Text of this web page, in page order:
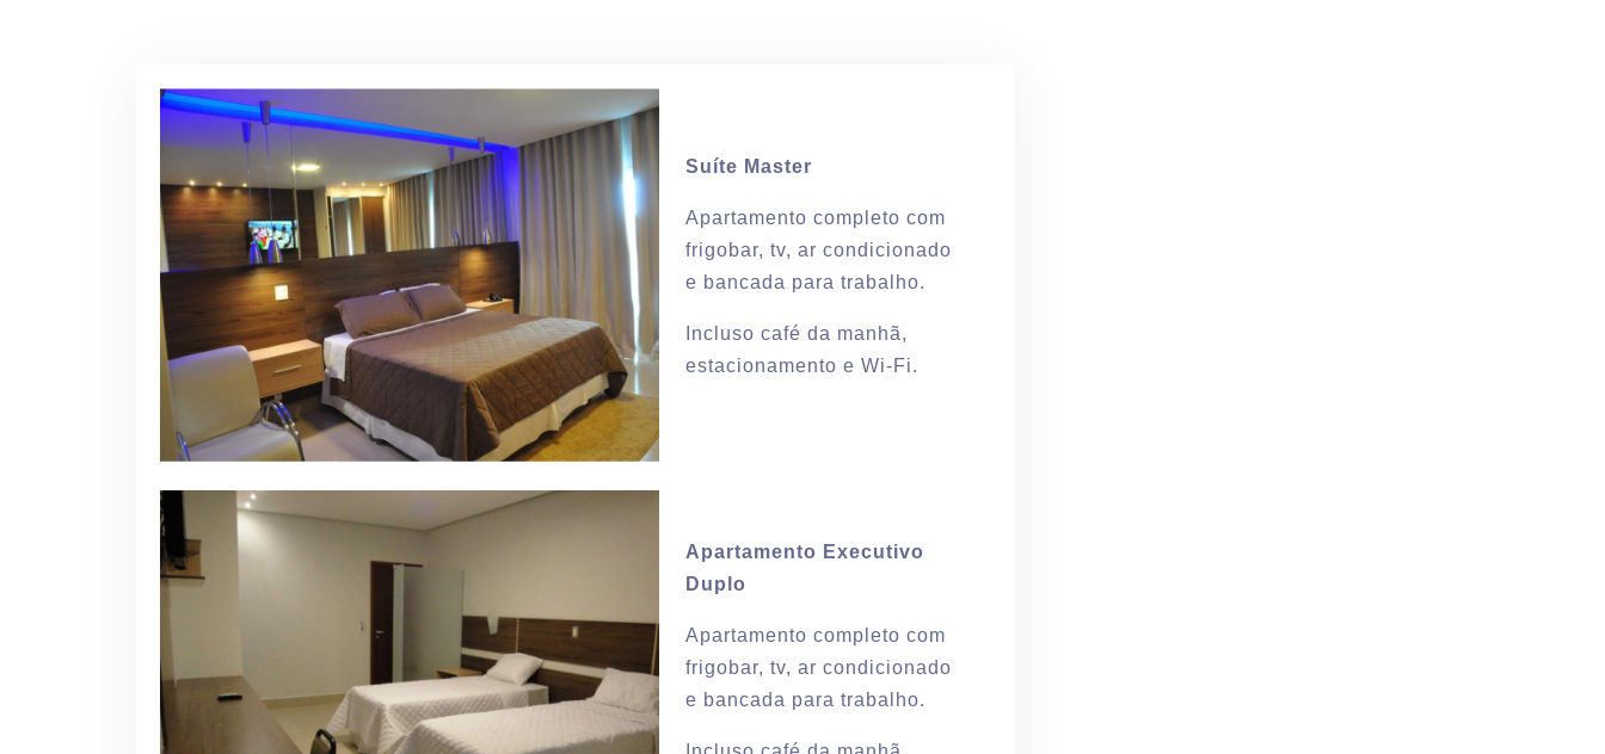
Suíte Master
Apartamento completo com
frigobar, tv, ar condicionado
e bancada para trabalho.
Incluso café da manhã,
estacionamento e Wi-Fi.
Apartamento Executivo
Duplo
Apartamento completo com
frigobar, tv, ar condicionado
e bancada para trabalho.